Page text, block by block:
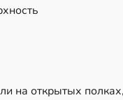
на открытых